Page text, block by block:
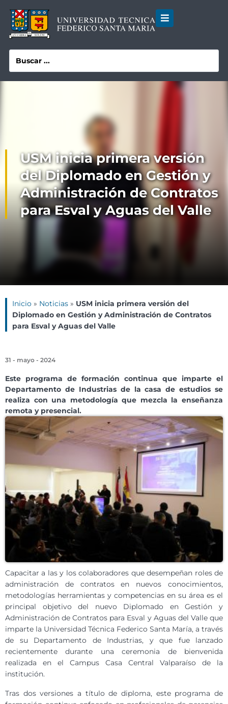
USM inicia primera versión
del Diplomado en Gestión y
Administración de Contratos
para Esval y Aguas del Valle
Inicio » Noticias » USM inicia primera versión del
Diplomado en Gestión y Administración de Contratos
para Esval y Aguas del Valle
31 - mayo - 2024
Este programa de formación continua que imparte el
Departamento de Industrias de la casa de estudios se
realiza con una metodología que mezcla la enseñanza
remota y presencial.
Capacitar a las y los colaboradores que desempeñan roles de
administración de contratos en nuevos conocimientos,
metodologías herramientas y competencias en su área es el
principal objetivo del nuevo Diplomado en Gestión y
Administración de Contratos para Esval y Aguas del Valle que
imparte la Universidad Técnica Federico Santa María, a través
de su Departamento de Industrias, y que fue lanzado
recientemente durante una ceremonia de bienvenida
realizada en el Campus Casa Central Valparaíso de la
institución.
Tras dos versiones a título de diploma, este programa de